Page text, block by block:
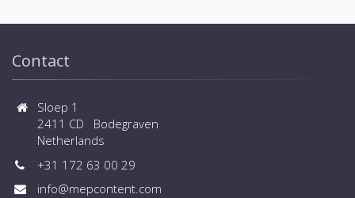
Contact
Sloep 1
2411 CD Bodegraven
Netherlands
+31 172 63 00 29
info@mepcontent.com